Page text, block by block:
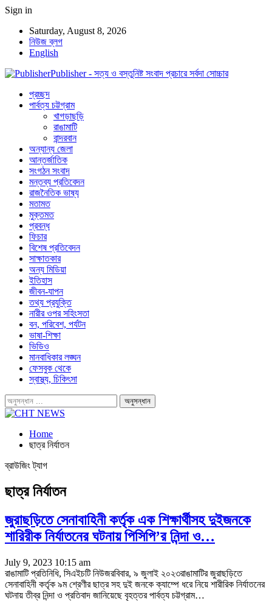
Sign in
Saturday, August 8, 2026
নিউজ ব্লগ
English
Publisher - সত্য ও বস্তুনিষ্ট সংবাদ প্রচারে সর্বদা সোচ্চার
প্রচ্ছদ
পার্বত্য চট্টগ্রাম
খাগড়াছড়ি
রাঙামাটি
বান্দরবান
অন্যান্য জেলা
আন্তর্জাতিক
সংগঠন সংবাদ
মন্তব্য প্রতিবেদন
রাজনৈতিক ভাষ্য
মতামত
মুক্তমত
প্রবন্ধ
ফিচার
বিশেষ প্রতিবেদন
সাক্ষাতকার
অন্য মিডিয়া
ইতিহাস
জীবন-যাপন
তথ্য প্রযুক্তি
নারীর ওপর সহিংসতা
বন, পরিবেশ, পর্যটন
ভাষা-শিক্ষা
ভিডিও
মানবাধিকার লঙ্ঘন
ফেসবুক থেকে
স্বাস্থ্য, চিকিৎসা
Home
ছাত্র নির্যাতন
ব্রাউজিং ট্যাগ
ছাত্র নির্যাতন
জুরাছড়িতে সেনাবাহিনী কর্তৃক এক শিক্ষার্থীসহ দুইজনকে
শারিরীক নির্যাতনের ঘটনায় পিসিপি’র নিন্দা ও…
July 9, 2023 10:15 am
রাঙামাটি প্রতিনিধি, সিএইচটি নিউজরবিবার, ৯ জুলাই ২০২৩রাঙামাটির জুরাছড়িতে
সেনাবাহিনী কর্তৃক ৯ম শ্রেণীর ছাত্র সহ দুই জনকে ক্যাম্পে ধরে নিয়ে শারীরিক নির্যাতনের
ঘটনায় তীব্র নিন্দা ও প্রতিবাদ জানিয়েছে বৃহত্তর পার্বত্য চট্টগ্রাম…